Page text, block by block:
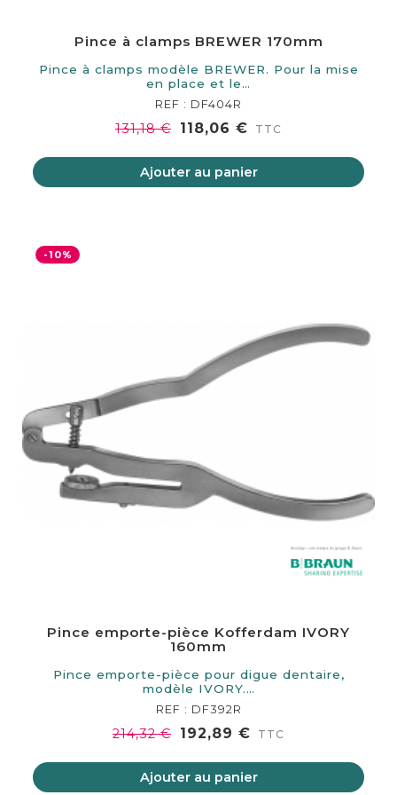
Pince à clamps BREWER 170mm
Pince à clamps modèle BREWER. Pour la mise
en place et le…
REF : DF404R
131,18 € 118,06 € TTC
Ajouter au panier
-10%
Pince emporte-pièce Kofferdam IVORY
160mm
Pince emporte-pièce pour digue dentaire,
modèle IVORY.…
REF : DF392R
214,32 € 192,89 € TTC
Ajouter au panier